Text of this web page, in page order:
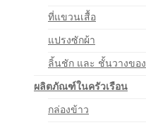
ที่แขวนเสื้อ
แปรงซักผ้า
ลิ้นชัก และ ชั้นวางของ
ผลิตภัณฑ์ในครัวเรือน
กล่องข้าว